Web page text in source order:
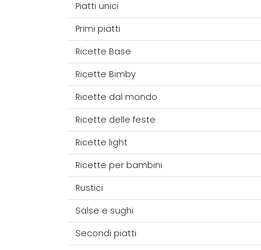
Piatti unici
Primi piatti
Ricette Base
Ricette Bimby
Ricette dal mondo
Ricette delle feste
Ricette light
Ricette per bambini
Rustici
Salse e sughi
Secondi piatti